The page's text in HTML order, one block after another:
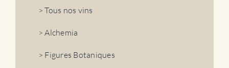
> Tous nos vins
> Alchemia
> Figures Botaniques